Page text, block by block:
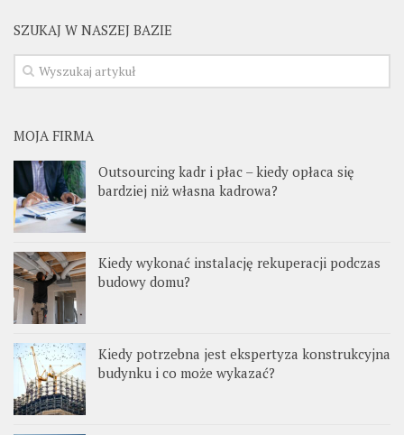
SZUKAJ W NASZEJ BAZIE
MOJA FIRMA
Outsourcing kadr i płac – kiedy opłaca się
bardziej niż własna kadrowa?
Kiedy wykonać instalację rekuperacji podczas
budowy domu?
Kiedy potrzebna jest ekspertyza konstrukcyjna
budynku i co może wykazać?